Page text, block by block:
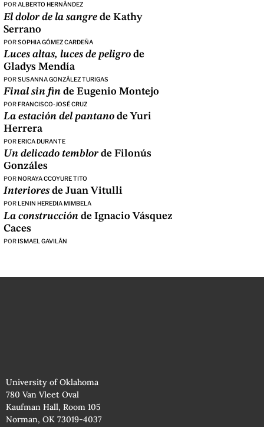
PORALBERTO HERNÁNDEZ
El dolor de la sangre de Kathy
Serrano
PORSOPHIA GÓMEZ CARDEÑA
Luces altas, luces de peligro de
Gladys Mendía
PORSUSANNA GONZÁLEZ TURIGAS
Final sin fin de Eugenio Montejo
PORFRANCISCO-JOSÉ CRUZ
La estación del pantano de Yuri
Herrera
PORERICA DURANTE
Un delicado temblorde Filonús
Gonzáles
POR NORAYA CCOYURE TITO
Interiores de Juan Vitulli
POR LENIN HEREDIA MIMBELA
La construcción de Ignacio Vásquez
Caces
PORISMAEL GAVILÁN
University of Oklahoma
780 Van Vleet Oval
Kaufman Hall, Room 105
Norman, OK 73019-4037